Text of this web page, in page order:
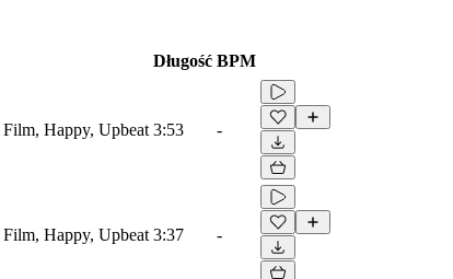
Długość BPM
Film, Happy, Upbeat 3:53 -
Film, Happy, Upbeat 3:37 -